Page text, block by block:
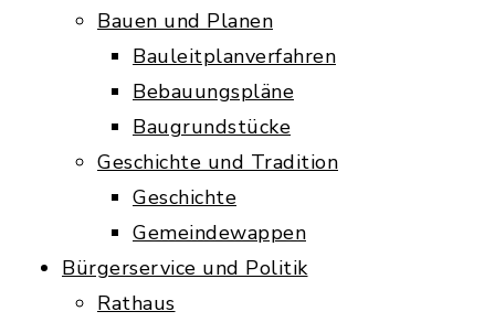
Bauen und Planen
Bauleitplanverfahren
Bebauungspläne
Baugrundstücke
Geschichte und Tradition
Geschichte
Gemeindewappen
Bürgerservice und Politik
Rathaus